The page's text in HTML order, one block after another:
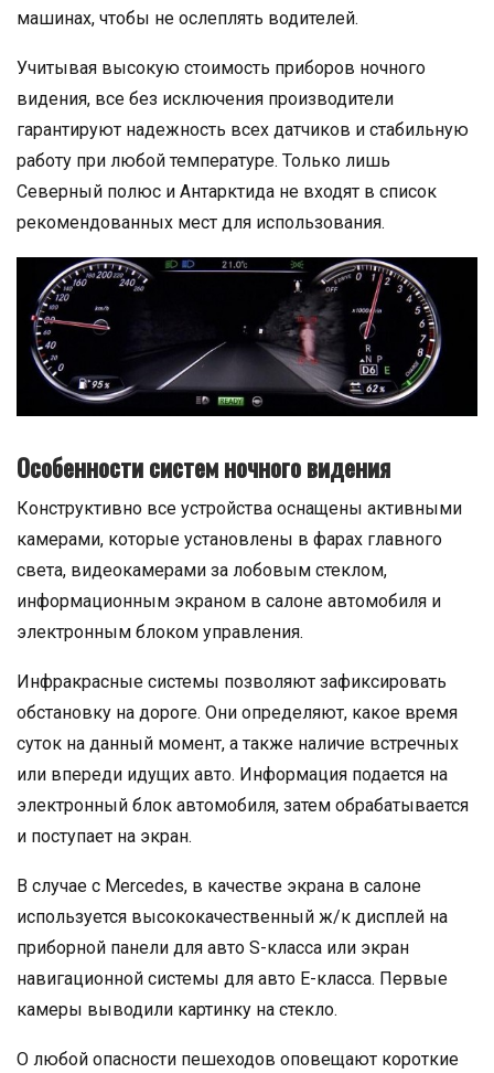
машинах, чтобы не ослеплять водителей.
Учитывая высокую стоимость приборов ночного
видения, все без исключения производители
гарантируют надежность всех датчиков и стабильную
работу при любой температуре. Только лишь
Северный полюс и Антарктида не входят в список
рекомендованных мест для использования.
Особенности систем ночного видения
Конструктивно все устройства оснащены активными
камерами, которые установлены в фарах главного
света, видеокамерами за лобовым стеклом,
информационным экраном в салоне автомобиля и
электронным блоком управления.
Инфракрасные системы позволяют зафиксировать
обстановку на дороге. Они определяют, какое время
суток на данный момент, а также наличие встречных
или впереди идущих авто. Информация подается на
электронный блок автомобиля, затем обрабатывается
и поступает на экран.
В случае с Mercedes, в качестве экрана в салоне
используется высококачественный ж/к дисплей на
приборной панели для авто S-класса или экран
навигационной системы для авто E-класса. Первые
камеры выводили картинку на стекло.
О любой опасности пешеходов оповещают короткие